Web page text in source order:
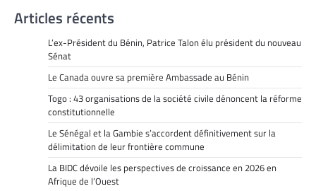
Articles récents
L’ex-Président du Bénin, Patrice Talon élu président du nouveau
Sénat
Le Canada ouvre sa première Ambassade au Bénin
Togo : 43 organisations de la société civile dénoncent la réforme
constitutionnelle
Le Sénégal et la Gambie s’accordent définitivement sur la
délimitation de leur frontière commune
La BIDC dévoile les perspectives de croissance en 2026 en
Afrique de l’Ouest